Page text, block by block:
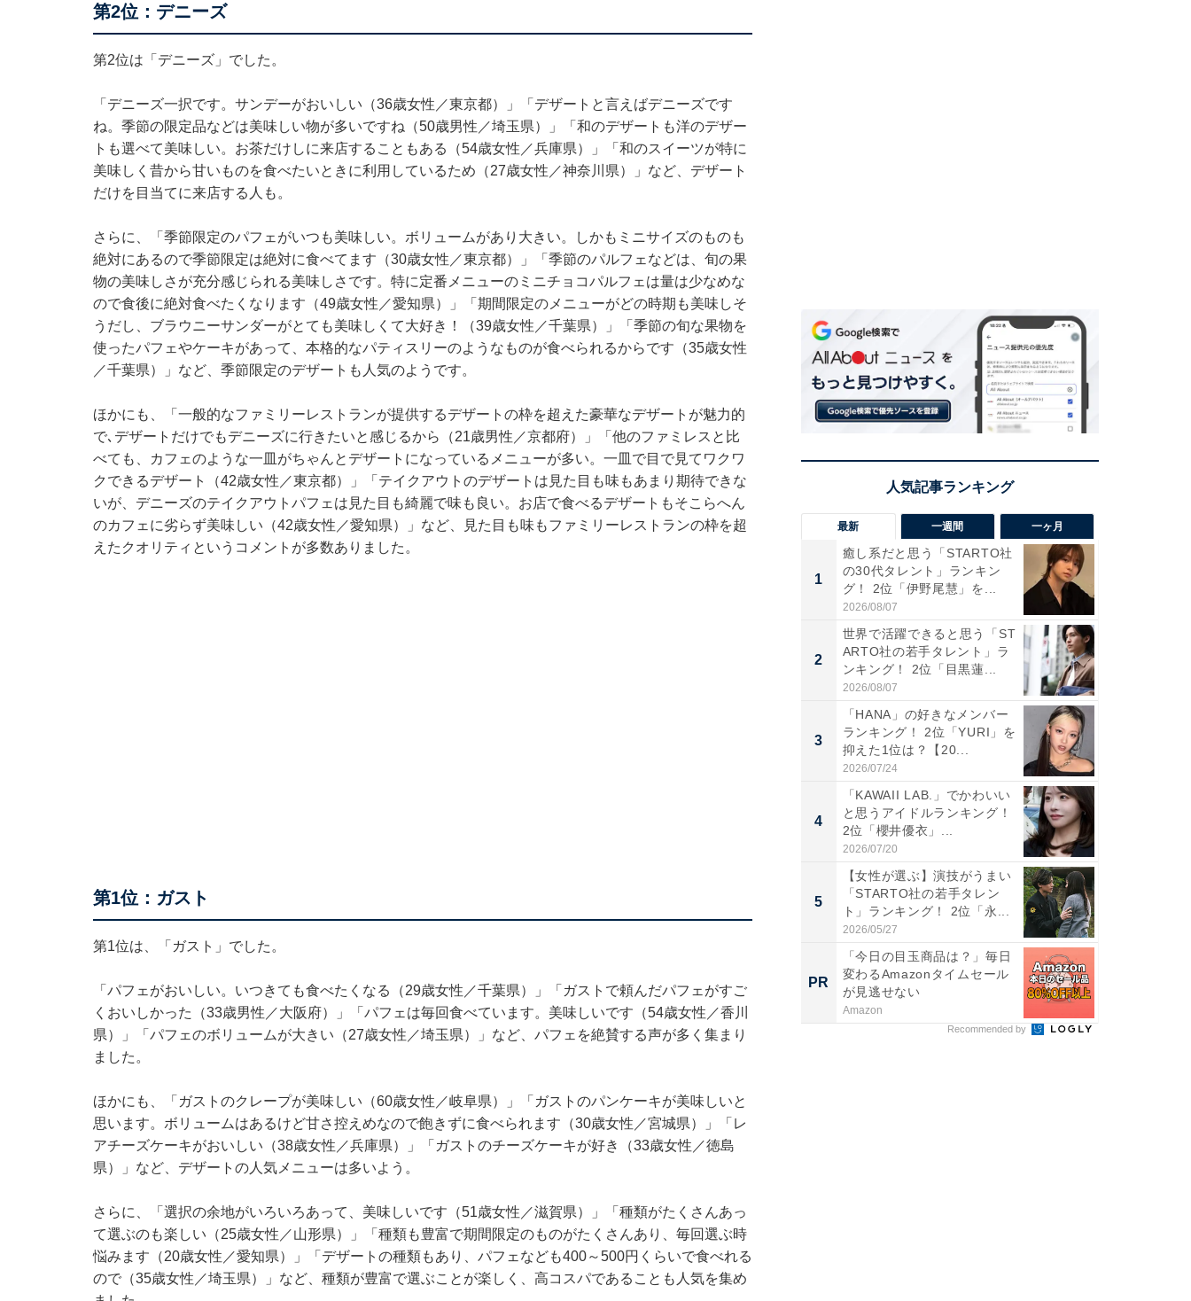
第2位：デニーズ
第2位は「デニーズ」でした。
「デニーズ一択です。サンデーがおいしい（36歳女性／東京都）」「デザートと言えばデニーズです
ね。季節の限定品などは美味しい物が多いですね（50歳男性／埼玉県）」「和のデザートも洋のデザー
トも選べて美味しい。お茶だけしに来店することもある（54歳女性／兵庫県）」「和のスイーツが特に
美味しく昔から甘いものを食べたいときに利用しているため（27歳女性／神奈川県）」など、デザート
だけを目当てに来店する人も。
さらに、「季節限定のパフェがいつも美味しい。ボリュームがあり大きい。しかもミニサイズのものも
絶対にあるので季節限定は絶対に食べてます（30歳女性／東京都）」「季節のパルフェなどは、旬の果
物の美味しさが充分感じられる美味しさです。特に定番メニューのミニチョコパルフェは量は少なめな
ので食後に絶対食べたくなります（49歳女性／愛知県）」「期間限定のメニューがどの時期も美味しそ
うだし、ブラウニーサンダーがとても美味しくて大好き！（39歳女性／千葉県）」「季節の旬な果物を
使ったパフェやケーキがあって、本格的なパティスリーのようなものが食べられるからです（35歳女性
／千葉県）」など、季節限定のデザートも人気のようです。
ほかにも、「一般的なファミリーレストランが提供するデザートの枠を超えた豪華なデザートが魅力的
で､デザートだけでもデニーズに行きたいと感じるから（21歳男性／京都府）」「他のファミレスと比
べても、カフェのような一皿がちゃんとデザートになっているメニューが多い。一皿で目で見てワクワ
クできるデザート（42歳女性／東京都）」「テイクアウトのデザートは見た目も味もあまり期待できな
いが、デニーズのテイクアウトパフェは見た目も綺麗で味も良い。お店で食べるデザートもそこらへん
のカフェに劣らず美味しい（42歳女性／愛知県）」など、見た目も味もファミリーレストランの枠を超
えたクオリティというコメントが多数ありました。
第1位：ガスト
第1位は、「ガスト」でした。
「パフェがおいしい。いつきても食べたくなる（29歳女性／千葉県）」「ガストで頼んだパフェがすご
くおいしかった（33歳男性／大阪府）」「パフェは毎回食べています。美味しいです（54歳女性／香川
県）」「パフェのボリュームが大きい（27歳女性／埼玉県）」など、パフェを絶賛する声が多く集まり
ました。
ほかにも、「ガストのクレープが美味しい（60歳女性／岐阜県）」「ガストのパンケーキが美味しいと
思います。ボリュームはあるけど甘さ控えめなので飽きずに食べられます（30歳女性／宮城県）」「レ
アチーズケーキがおいしい（38歳女性／兵庫県）」「ガストのチーズケーキが好き（33歳女性／徳島
県）」など、デザートの人気メニューは多いよう。
さらに、「選択の余地がいろいろあって、美味しいです（51歳女性／滋賀県）」「種類がたくさんあっ
て選ぶのも楽しい（25歳女性／山形県）」「種類も豊富で期間限定のものがたくさんあり、毎回選ぶ時
悩みます（20歳女性／愛知県）」「デザートの種類もあり、パフェなども400～500円くらいで食べれる
ので（35歳女性／埼玉県）」など、種類が豊富で選ぶことが楽しく、高コスパであることも人気を集め
最新 一週間 一ヶ月
1
癒し系だと思う「STARTO社
の30代タレント」ランキン
グ！ 2位「伊野尾慧」を...
2026/08/07
2
世界で活躍できると思う「ST
ARTO社の若手タレント」ラ
ンキング！ 2位「目黒蓮...
2026/08/07
3
「HANA」の好きなメンバー
ランキング！ 2位「YURI」を
抑えた1位は？【20...
2026/07/24
4
「KAWAII LAB.」でかわいい
と思うアイドルランキング！
2位「櫻井優衣」...
2026/07/20
5
【女性が選ぶ】演技がうまい
「STARTO社の若手タレン
ト」ランキング！ 2位「永...
2026/05/27
PR
「今日の目玉商品は？」毎日
変わるAmazonタイムセール
が見逃せない
Amazon
Recommended by